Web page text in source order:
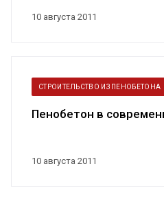
10 августа 2011
10 августа 2011
СТРОИТЕЛЬСТВО ИЗ ПЕНОБЕТОНА
Пенобетон в